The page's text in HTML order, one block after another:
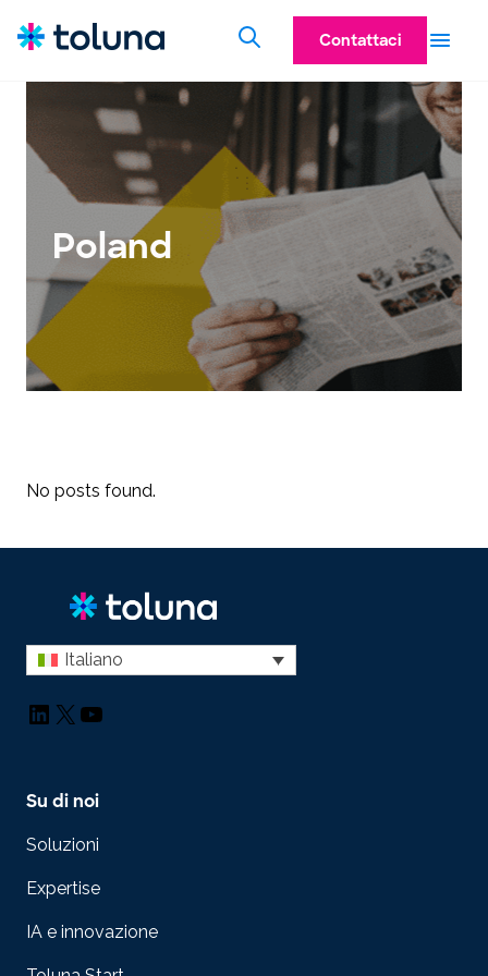
Contattaci
Poland
No posts found.
Italiano
LinkedIn
X YouTube
Su di noi
Soluzioni
Expertise
IA e innovazione